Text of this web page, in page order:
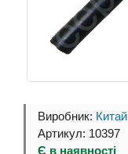
Виробник: Китай
Артикул: 10397
Є в наявності